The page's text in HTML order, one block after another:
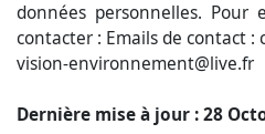
données personnelles. Pour
contacter : Emails de contact
vision-environnement@live.fr
Dernière mise à jour : 28